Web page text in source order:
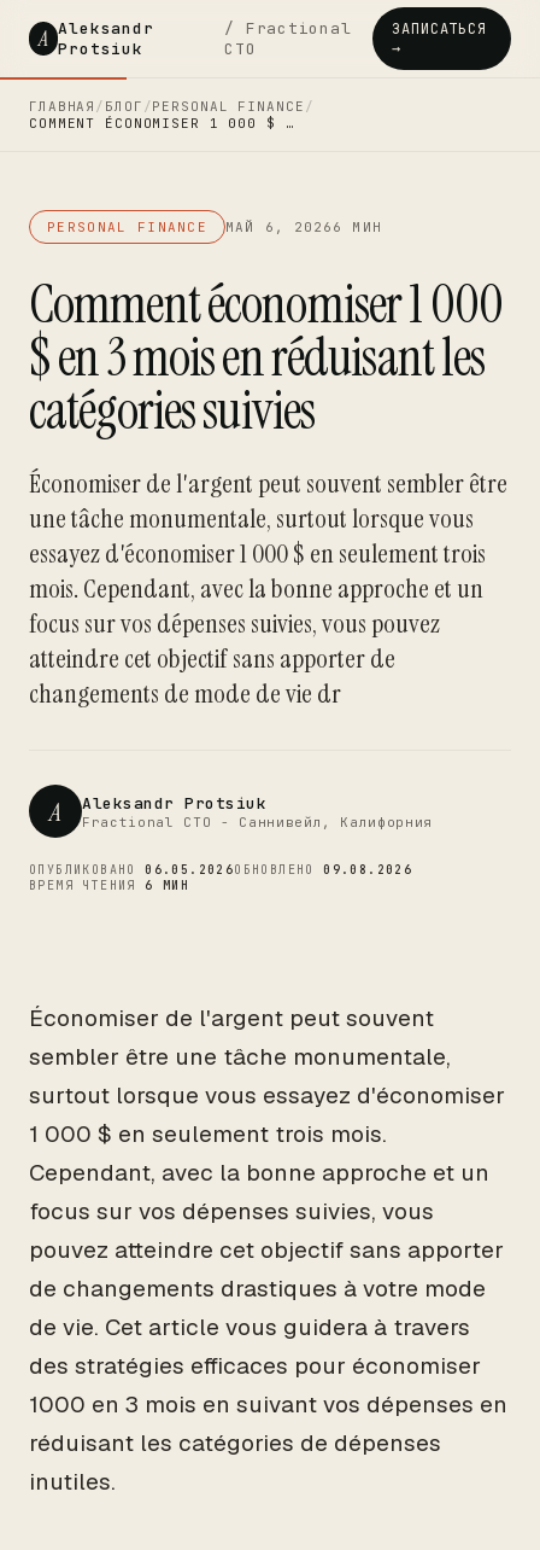
A Aleksandr
Protsiuk
/ Fractional
CTO
ЗАПИСАТЬСЯ
→
ГЛАВНАЯ / БЛОГ /PERSONAL FINANCE /
COMMENT ÉCONOMISER 1 000 $ …
PERSONAL FINANCE МАЙ 6, 2026 6 МИН
Comment économiser 1 000
$ en 3 mois en réduisant les
catégories suivies
Économiser de l'argent peut souvent sembler être
une tâche monumentale, surtout lorsque vous
essayez d'économiser 1 000 $ en seulement trois
mois. Cependant, avec la bonne approche et un
focus sur vos dépenses suivies, vous pouvez
atteindre cet objectif sans apporter de
changements de mode de vie dr
A Aleksandr Protsiuk
Fractional CTO - Саннивейл, Калифорния
ОПУБЛИКОВАНО06.05.2026ОБНОВЛЕНО09.08.2026
ВРЕМЯ ЧТЕНИЯ 6 МИН
Économiser de l'argent peut souvent
sembler être une tâche monumentale,
surtout lorsque vous essayez d'économiser
1 000 $ en seulement trois mois.
Cependant, avec la bonne approche et un
focus sur vos dépenses suivies, vous
pouvez atteindre cet objectif sans apporter
de changements drastiques à votre mode
de vie. Cet article vous guidera à travers
des stratégies efficaces pour économiser
1000 en 3 mois en suivant vos dépenses en
réduisant les catégories de dépenses
inutiles.